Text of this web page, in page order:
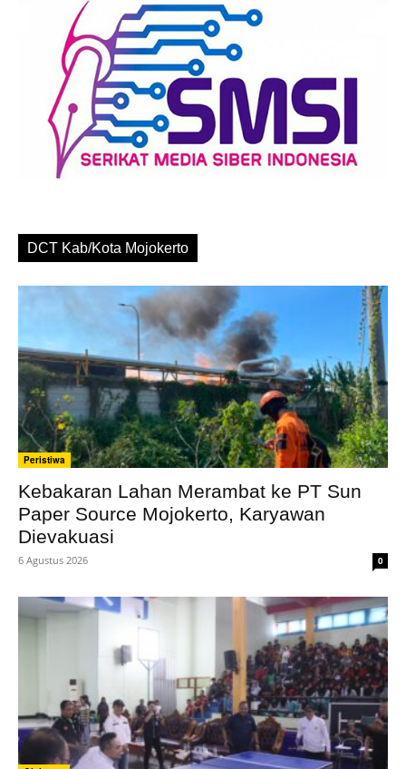
DCT Kab/Kota Mojokerto
Peristiwa
Kebakaran Lahan Merambat ke PT Sun
Paper Source Mojokerto, Karyawan
Dievakuasi
6 Agustus 2026 0